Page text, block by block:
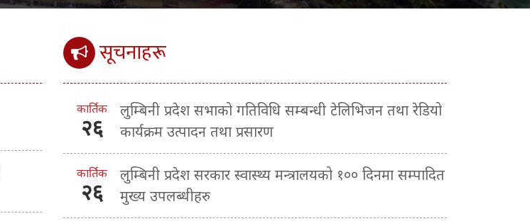
सूचनाहरू
कार्तिक
२६
लुम्बिनी प्रदेश सभाको गतिविधि सम्बन्धी टेलिभिजन तथा रेडियो
कार्यक्रम उत्पादन तथा प्रसारण
कार्तिक
२६
लुम्बिनी प्रदेश सरकार स्वास्थ्य मन्त्रालयको १०० दिनमा सम्पादित
मुख्य उपलब्धीहरु